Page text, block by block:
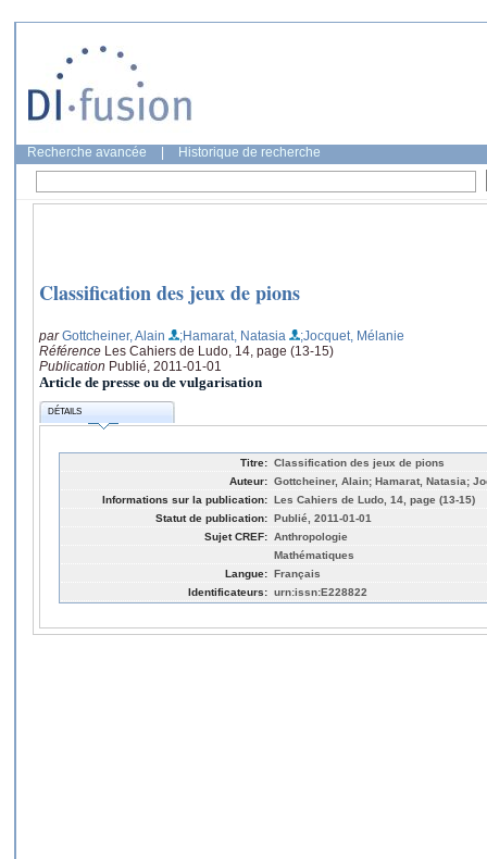
Recherche avancée Historique de recherche
Classification des jeux de pions
parGottcheiner, Alain ;Hamarat, Natasia
;Jocquet, Mélanie
Référence Les Cahiers de Ludo, 14, page (13-15)
Publication Publié, 2011-01-01
Article de presse ou de vulgarisation
DÉTAILS
Titre: Classification des jeux de pions
Auteur: Gottcheiner, Alain; Hamarat, Natasia;
Informations sur la publication: Les Cahiers de Ludo, 14, page (13-15)
Statut de publication: Publié, 2011-01-01
Sujet CREF: Anthropologie
Mathématiques
Langue: Français
Identificateurs: urn:issn:E228822